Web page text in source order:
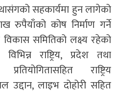
सहकार्यमा हुन लागेको
रुपैयाँको कोष निर्माण गर्ने
समितिको लक्ष्य रहेको
राष्ट्रिय, प्रदेश तथा
राष्ट्रिय
उद्दान, लाइभ दोहोरी सहित